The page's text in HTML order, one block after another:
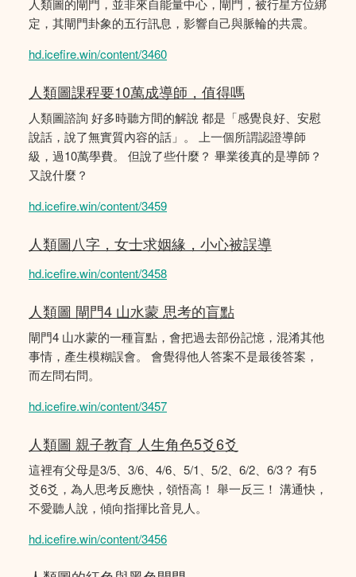
人類圖的閘門，並非來自能量中心，閘門，被行星方位綁
定，其閘門卦象的五行訊息，影響自己與脈輪的共震。
hd.icefire.win/content/3460
人類圖課程要10萬成導師，值得嗎
人類圖諮詢 好多時聽方間的解說 都是「感覺良好、安慰
說話，說了無實質內容的話」。 上一個所謂認證導師
級，過10萬學費。 但說了些什麼？ 畢業後真的是導師？
又說什麼？
hd.icefire.win/content/3459
人類圖八字，女士求姻緣，小心被誤導
hd.icefire.win/content/3458
人類圖 閘門4 山水蒙 思考的盲點
閘門4 山水蒙的一種盲點，會把過去部份記憶，混淆其他
事情，產生模糊誤會。 會覺得他人答案不是最後答案，
而左問右問。
hd.icefire.win/content/3457
人類圖 親子教育 人生角色5爻6爻
這裡有父母是3/5、3/6、4/6、5/1、5/2、6/2、6/3？ 有5
爻6爻，為人思考反應快，領悟高！ 舉一反三！ 溝通快，
不愛聽人說，傾向指揮比音見人。
hd.icefire.win/content/3456